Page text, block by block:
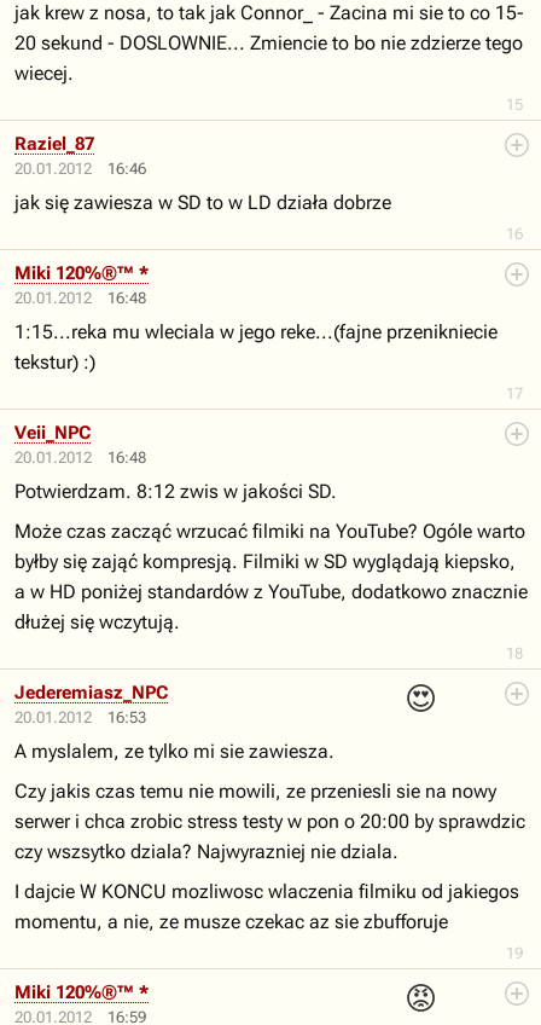
15
jak krew z nosa, to tak jak Connor_ - Zacina mi sie to co 15-
20 sekund - DOSLOWNIE... Zmiencie to bo nie zdzierze tego
wiecej.
20.01.2012 16:46
16
Raziel_87
jak się zawiesza w SD to w LD działa dobrze
20.01.2012 16:48
17
Miki 120%®™ *
1:15...reka mu wleciala w jego reke...(fajne przenikniecie
tekstur) :)
20.01.2012 16:48
18
Veii_NPC
Potwierdzam. 8:12 zwis w jakości SD.
Może czas zacząć wrzucać filmiki na YouTube? Ogóle warto
byłby się zająć kompresją. Filmiki w SD wyglądają kiepsko,
a w HD poniżej standardów z YouTube, dodatkowo znacznie
dłużej się wczytują.
20.01.2012 16:53
😍
19
Jederemiasz_NPC
A myslalem, ze tylko mi sie zawiesza.
Czy jakis czas temu nie mowili, ze przeniesli sie na nowy
serwer i chca zrobic stress testy w pon o 20:00 by sprawdzic
czy wszsytko dziala? Najwyrazniej nie dziala.
I dajcie W KONCU mozliwosc wlaczenia filmiku od jakiegos
momentu, a nie, ze musze czekac az sie zbufforuje
20.01.2012 16:59
😡
Miki 120%®™ *